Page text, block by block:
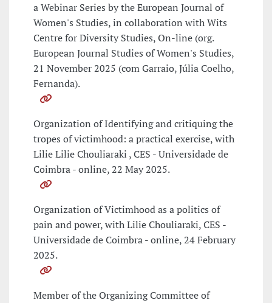
a Webinar Series by the European Journal of
Women's Studies, in collaboration with Wits
Centre for Diversity Studies, On-line (org.
European Journal Studies of Women's Studies,
21 November 2025 (com Garraio, Júlia Coelho,
Fernanda).
Organization of Identifying and critiquing the
tropes of victimhood: a practical exercise, with
Lilie Lilie Chouliaraki , CES - Universidade de
Coimbra - online, 22 May 2025.
Organization of Victimhood as a politics of
pain and power, with Lilie Chouliaraki, CES -
Universidade de Coimbra - online, 24 February
2025.
Member of the Organizing Committee of